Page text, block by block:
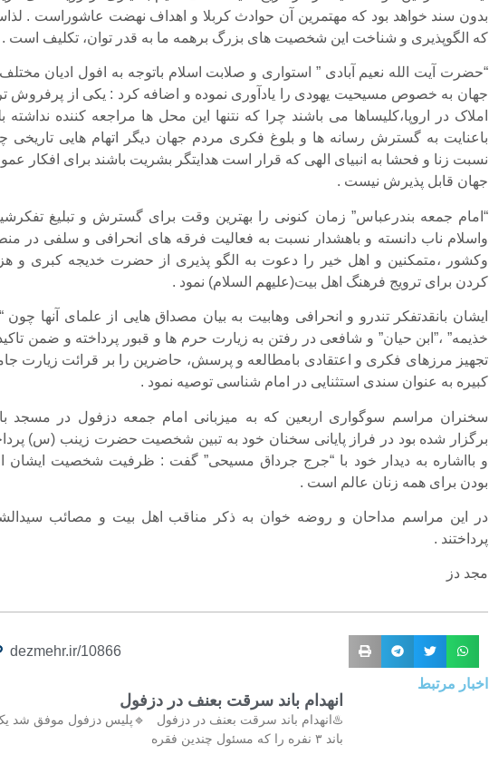
بدون سند خواهد بود که مهتمرین آن حوادث کربلا و اهداف نهضت عاشوراست .
که الگوپذیری و شناخت این شخصیت های بزرگ برهمه ما به قدر توان، تکلیف است .
“حضرت آیت الله نعیم آبادی ” استواری و صلابت اسلام باتوجه به افول ادیان مختلف
جهان به خصوص مسیحیت یهودی را یادآوری نموده و اضافه کرد : یکی از پرفروش
املاک در اروپا،کلیساها می باشند چرا که نتنها این محل ها مراجعه کننده نداشته
باعنایت به گسترش رسانه ها و بلوغ فکری مردم جهان دیگر اتهام هایی تاریخی
نسبت زنا و فحشا به انبیای الهی که قرار است هدایتگر بشریت باشند برای افکار
جهان قابل پذیرش نیست .
“امام جمعه بندرعباس” زمان کنونی را بهترین وقت برای گسترش و تبلیغ
واسلام ناب دانسته و باهشدار نسبت به فعالیت فرقه های انحرافی و سلفی در
وکشور ،متمکنین و اهل خیر را دعوت به الگو پذیری از حضرت خدیجه کبری و
کردن برای ترویج فرهنگ اهل بیت(علیهم السلام) نمود .
ایشان بانقدتفکر تندرو و انحرافی وهابیت به بیان مصداق هایی از علمای آنها چون
خذیمه” ،”ابن حیان” و شافعی در رفتن به زیارت حرم ها و قبور پرداخته و ضمن تاکید
تجهیز مرزهای فکری و اعتقادی بامطالعه و پرسش، حاضرین را بر قرائت زیارت
کبیره به عنوان سندی استثنایی در امام شناسی توصیه نمود .
سخنران مراسم سوگواری اربعین که به میزبانی امام جمعه دزفول در مسجد
برگزار شده بود در فراز پایانی سخنان خود به تبین شخصیت حضرت زینب (س)
و بااشاره به دیدار خود با “جرج جرداق مسیحی” گفت : ظرفیت شخصیت ایشان
بودن برای همه زنان عالم است .
در این مراسم مداحان و روضه خوان به ذکر مناقب اهل بیت و مصائب
پرداختند .
مجد دز
dezmehr.ir/10866
اخبار مرتبط
انهدام باند سرقت بعنف در دزفول
♨️انهدام باند سرقت بعنف در دزفول 🔹پلیس دزفول موفق شد
باند ۳ نفره را که مسئول چندین فقره